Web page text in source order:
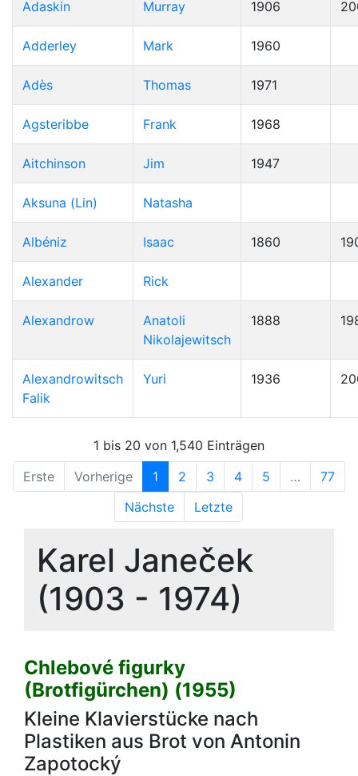
Adaskin Murray 1906
Adderley Mark 1960
Adès Thomas 1971
Agsteribbe Frank 1968
Aitchinson Jim 1947
Aksuna (Lin) Natasha
Albéniz Isaac 1860
Alexander Rick
Alexandrow
Anatoli
Nikolajewitsch
1888
Alexandrowitsch
Falik
Yuri 1936
1 bis 20 von 1,540 Einträgen
Erste
Vorherige 1 2 3 4 5 …
77
Nächste
Letzte
Karel Janeček
(1903 - 1974)
Chlebové figurky
(Brotfigürchen) (1955)
Kleine Klavierstücke nach
Plastiken aus Brot von Antonin
Zapotocký